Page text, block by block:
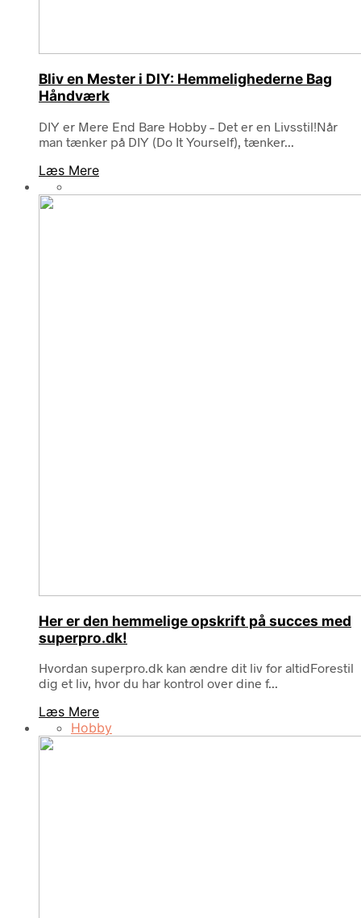
Bliv en Mester i DIY: Hemmelighederne Bag
Håndværk
DIY er Mere End Bare Hobby – Det er en Livsstil!Når
man tænker på DIY (Do It Yourself), tænker...
Læs Mere
Her er den hemmelige opskrift på succes med
superpro.dk!
Hvordan superpro.dk kan ændre dit liv for altidForestil
dig et liv, hvor du har kontrol over dine f...
Læs Mere
Hobby